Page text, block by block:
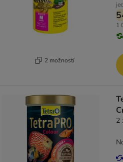
2 možností
1
2